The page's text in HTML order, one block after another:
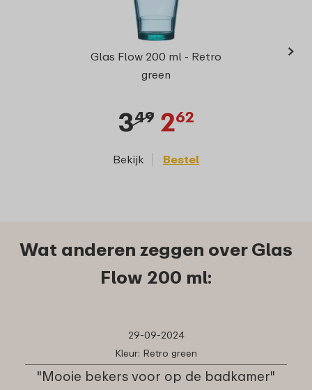
Glas Flow 200 ml - Retro
green
349 262
Bekijk Bestel
Glas
›
Wat anderen zeggen over Glas
Flow 200 ml:
29-09-2024
Kleur: Retro green
"Mooie bekers voor op de badkamer"